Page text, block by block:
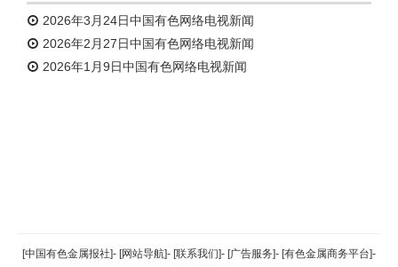
2026年3月24日中国有色网络电视新闻
2026年2月27日中国有色网络电视新闻
2026年1月9日中国有色网络电视新闻
返回顶部
[中国有色金属报社]- [网站导航]- [联系我们]- [广告服务]- [有色金属商务平台]-